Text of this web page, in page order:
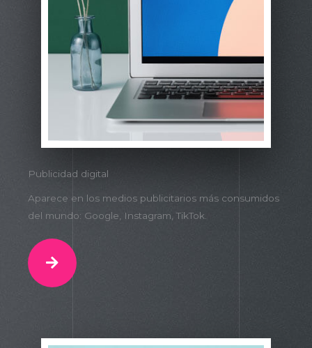
Publicidad digital
Aparece en los medios publicitarios más consumidos
del mundo: Google, Instagram, TikTok.